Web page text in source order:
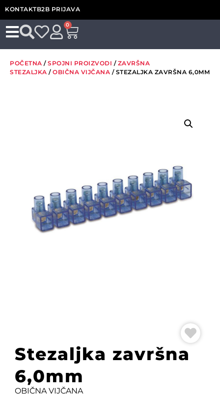
KONTAKTB2B PRIJAVA
0
POČETNA / SPOJNI PROIZVODI / ZAVRŠNA
STEZALJKA / OBIČNA VIJČANA / STEZALJKA ZAVRŠNA 6,0MM
Stezaljka završna
6,0mm
OBIČNA VIJČANA